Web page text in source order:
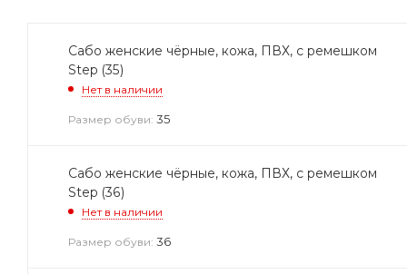
Сабо женские чёрные, кожа, ПВХ, с ремешком
Step (35)
Нет в наличии
Размер обуви: 35
Сабо женские чёрные, кожа, ПВХ, с ремешком
Step (36)
Нет в наличии
Размер обуви: 36